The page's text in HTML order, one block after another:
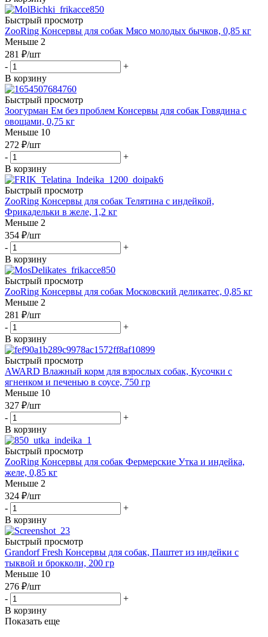
Быстрый просмотр
ZooRing Консервы для собак Мясо молодых бычков, 0,85 кг
Меньше 2
281 ₽/шт
-
+
В корзину
Быстрый просмотр
Зоогурман Ем без проблем Консервы для собак Говядина с
овощами, 0,75 кг
Меньше 10
272 ₽/шт
-
+
В корзину
Быстрый просмотр
ZooRing Консервы для собак Телятина с индейкой,
Фрикадельки в желе, 1,2 кг
Меньше 2
354 ₽/шт
-
+
В корзину
Быстрый просмотр
ZooRing Консервы для собак Московский деликатес, 0,85 кг
Меньше 2
281 ₽/шт
-
+
В корзину
Быстрый просмотр
AWARD Влажный корм для взрослых собак, Кусочки с
ягненком и печенью в соусе, 750 гр
Меньше 10
327 ₽/шт
-
+
В корзину
Быстрый просмотр
ZooRing Консервы для собак Фермерские Утка и индейка,
желе, 0,85 кг
Меньше 2
324 ₽/шт
-
+
В корзину
Быстрый просмотр
Grandorf Fresh Консервы для собак, Паштет из индейки с
тыквой и брокколи, 200 гр
Меньше 10
276 ₽/шт
-
+
В корзину
Показать еще